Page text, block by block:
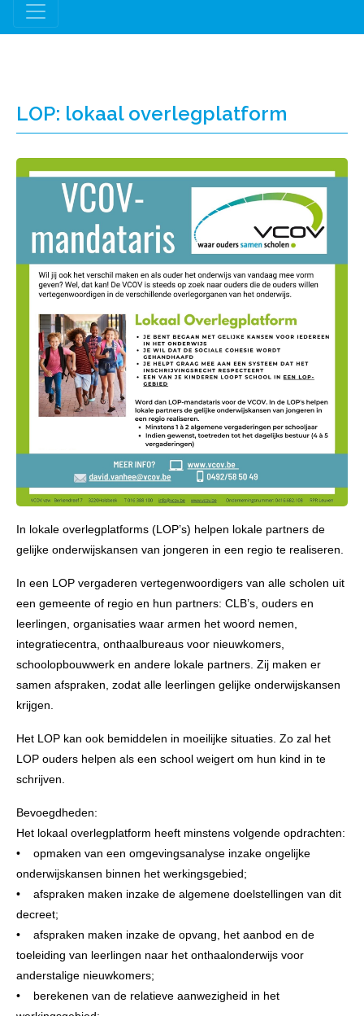
LOP: lokaal overlegplatform
In lokale overlegplatforms (LOP’s) helpen lokale partners de
gelijke onderwijskansen van jongeren in een regio te realiseren.
In een LOP vergaderen vertegenwoordigers van alle scholen uit
een gemeente of regio en hun partners: CLB’s, ouders en
leerlingen, organisaties waar armen het woord nemen,
integratiecentra, onthaalbureaus voor nieuwkomers,
schoolopbouwwerk en andere lokale partners. Zij maken er
samen afspraken, zodat alle leerlingen gelijke onderwijskansen
krijgen.
Het LOP kan ook bemiddelen in moeilijke situaties. Zo zal het
LOP ouders helpen als een school weigert om hun kind in te
schrijven.
Bevoegdheden:
Het lokaal overlegplatform heeft minstens volgende opdrachten:
• opmaken van een omgevingsanalyse inzake ongelijke
onderwijskansen binnen het werkingsgebied;
• afspraken maken inzake de algemene doelstellingen van dit
decreet;
• afspraken maken inzake de opvang, het aanbod en de
toeleiding van leerlingen naar het onthaalonderwijs voor
anderstalige nieuwkomers;
• berekenen van de relatieve aanwezigheid in het